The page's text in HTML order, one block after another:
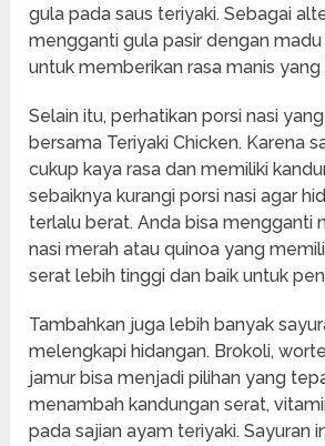
gula pada saus teriyaki. Sebagai
mengganti gula pasir dengan
untuk memberikan rasa manis yang
Selain itu, perhatikan porsi nasi
bersama Teriyaki Chicken. Karena
cukup kaya rasa dan memiliki
sebaiknya kurangi porsi nasi agar
terlalu berat. Anda bisa mengganti
nasi merah atau quinoa yang
serat lebih tinggi dan baik untuk
Tambahkan juga lebih banyak
melengkapi hidangan. Brokoli,
jamur bisa menjadi pilihan yang
menambah kandungan serat,
pada sajian ayam teriyaki. Sayuran